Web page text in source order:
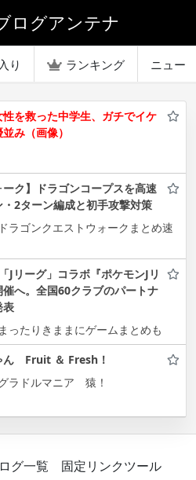
ログアンテナ
り ランキング ニュー
を救った中学生、ガチでイケ
み（画像）
ーク】ドラゴンコープスを高速
2ターン編成と初手攻撃対策
ドラゴンクエストウォークまとめ速
Jリーグ」コラボ『ポケモンJリ
へ。全国60クラブのパートナ
表
まったりきままにゲームまとめも
ん Fruit ＆ Fresh！
ラドルマニア 猿！
グ一覧
固定リンクツール